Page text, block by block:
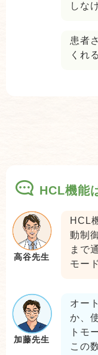
しな
患者
くれ
HCL機能
高谷先生
HCL
動制
まで
モー
加藤先生
オー
か、
トモ
この